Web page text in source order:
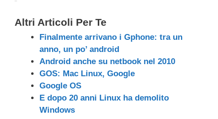
Altri Articoli Per Te
Finalmente arrivano i Gphone: tra un
anno, un po’ android
Android anche su netbook nel 2010
GOS: Mac Linux, Google
Google OS
E dopo 20 anni Linux ha demolito
Windows